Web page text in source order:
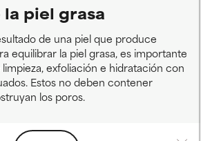
piel grasa
de una piel que produce
equilibrar la piel grasa, es importante
exfoliación e hidratación con
Estos no deben contener
los poros.